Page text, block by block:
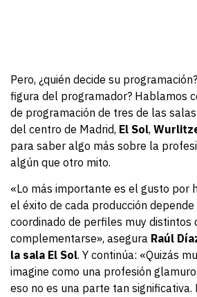
Pero, ¿quién decide su
figura del programador? Hablamos
de programación de tres de las
del centro de Madrid, El Sol,
para saber algo más sobre la
algún que otro mito.
«Lo más importante es el gusto por
el éxito de cada producción
coordinado de perfiles muy distintos
complementarse», asegura Raúl
la sala El Sol. Y continúa: «Quizás
imagine como una profesión
eso no es una parte tan significativa.